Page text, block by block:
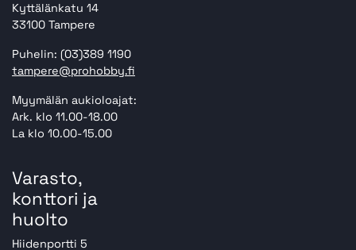
Kyttälänkatu 14
33100 Tampere
Puhelin: (03)389 1190
tampere@prohobby.fi
Myymälän aukioloajat:
Ark. klo 11.00-18.00
La klo 10.00-15.00
Varasto,
konttori ja
huolto
Hiidenportti 5